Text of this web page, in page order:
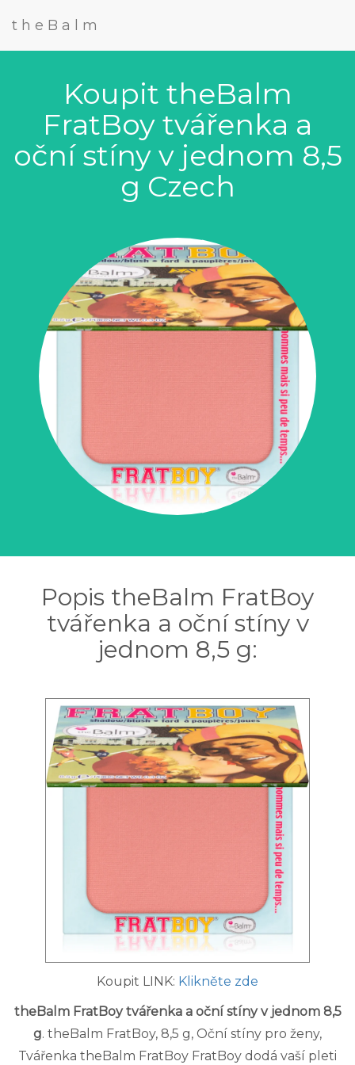
theBalm
Koupit theBalm
FratBoy tvářenka a
oční stíny v jednom 8,5
g Czech
Popis theBalm FratBoy
tvářenka a oční stíny v
jednom 8,5 g:
Koupit LINK: Klikněte zde
theBalm FratBoy tvářenka a oční stíny v jednom 8,5
g. theBalm FratBoy, 8,5 g, Oční stíny pro ženy,
Tvářenka theBalm FratBoy FratBoy dodá vaší pleti